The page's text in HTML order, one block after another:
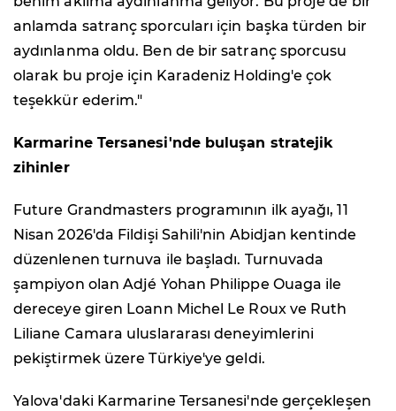
anlamda satranç sporcuları için başka türden bir
aydınlanma oldu. Ben de bir satranç sporcusu
olarak bu proje için Karadeniz Holding'e çok
teşekkür ederim."
Karmarine Tersanesi'nde buluşan stratejik
zihinler
Future Grandmasters programının ilk ayağı, 11
Nisan 2026'da Fildişi Sahili'nin Abidjan kentinde
düzenlenen turnuva ile başladı. Turnuvada
şampiyon olan Adjé Yohan Philippe Ouaga ile
dereceye giren Loann Michel Le Roux ve Ruth
Liliane Camara uluslararası deneyimlerini
pekiştirmek üzere Türkiye'ye geldi.
Yalova'daki Karmarine Tersanesi'nde gerçekleşen